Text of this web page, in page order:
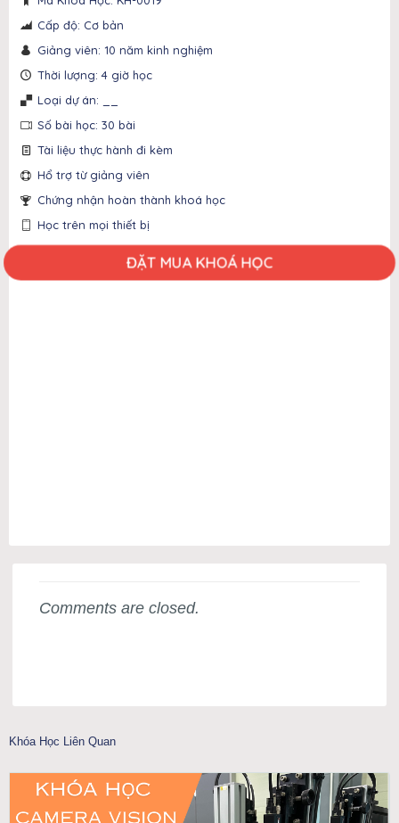
Cấp độ: Cơ bản
Giảng viên: 10 năm kinh nghiệm
Thời lượng: 4 giờ học
Loại dự án: __
Số bài học: 30 bài
Tài liệu thực hành đi kèm
Hổ trợ từ giảng viên
Chứng nhận hoàn thành khoá học
Học trên mọi thiết bị
ĐẶT MUA KHOÁ HỌC
Comments are closed.
Khóa Học Liên Quan